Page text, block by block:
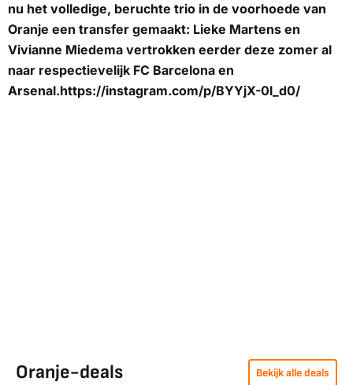
nu het volledige, beruchte trio in de voorhoede van
Oranje een transfer gemaakt: Lieke Martens en
Vivianne Miedema vertrokken eerder deze zomer al
naar respectievelijk FC Barcelona en
Arsenal.https://instagram.com/p/BYYjX-0l_d0/
Oranje-deals Bekijk alle deals